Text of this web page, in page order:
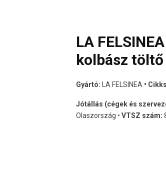
LA
kolbász töltő
Gyártó: LA FELSINEA •
Jótállás (cégek és
Olaszország • VTSZ szám: